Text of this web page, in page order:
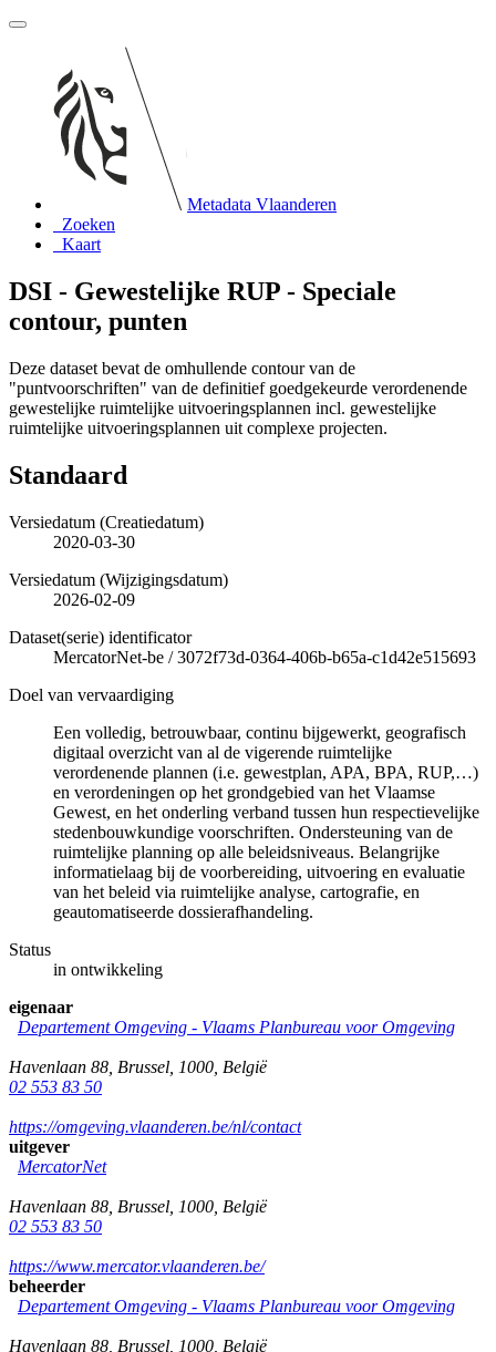
Metadata Vlaanderen
Zoeken
Kaart
DSI - Gewestelijke RUP - Speciale
contour, punten
Deze dataset bevat de omhullende contour van de
"puntvoorschriften" van de definitief goedgekeurde verordenende
gewestelijke ruimtelijke uitvoeringsplannen incl. gewestelijke
ruimtelijke uitvoeringsplannen uit complexe projecten.
Standaard
Versiedatum (Creatiedatum)
2020-03-30
Versiedatum (Wijzigingsdatum)
2026-02-09
Dataset(serie) identificator
MercatorNet-be /3072f73d-0364-406b-b65a-c1d42e515693
Doel van vervaardiging
Een volledig, betrouwbaar, continu bijgewerkt, geografisch
digitaal overzicht van al de vigerende ruimtelijke
verordenende plannen (i.e. gewestplan, APA, BPA, RUP,…)
en verordeningen op het grondgebied van het Vlaamse
Gewest, en het onderling verband tussen hun respectievelijke
stedenbouwkundige voorschriften. Ondersteuning van de
ruimtelijke planning op alle beleidsniveaus. Belangrijke
informatielaag bij de voorbereiding, uitvoering en evaluatie
van het beleid via ruimtelijke analyse, cartografie, en
geautomatiseerde dossierafhandeling.
Status
in ontwikkeling
eigenaar
Departement Omgeving - Vlaams Planbureau voor Omgeving
Havenlaan 88 Brussel 1000 België
02 553 83 50
https://omgeving.vlaanderen.be/nl/contact
uitgever
MercatorNet
Havenlaan 88 Brussel 1000 België
02 553 83 50
https://www.mercator.vlaanderen.be/
beheerder
Departement Omgeving - Vlaams Planbureau voor Omgeving
Havenlaan 88 Brussel 1000 België